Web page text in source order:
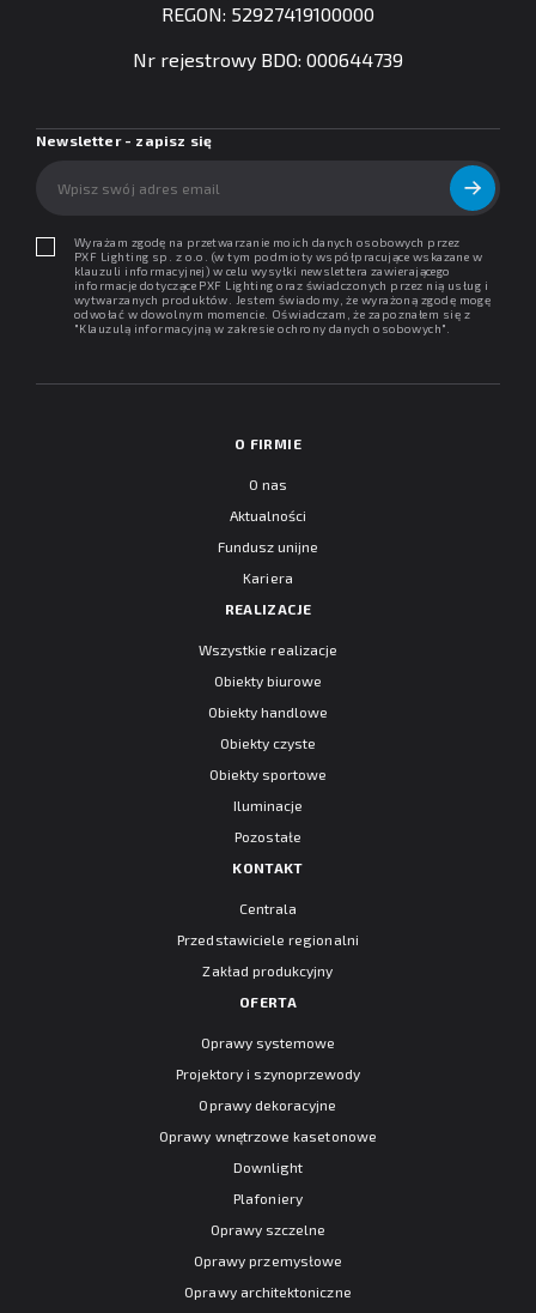
REGON: 52927419100000
Nr rejestrowy BDO: 000644739
Newsletter - zapisz się
Wyrażam zgodę na przetwarzanie moich danych osobowych przez
PXF Lighting sp. z o.o. (w tym podmioty współpracujące wskazane w
klauzuli informacyjnej) w celu wysyłki newslettera zawierającego
informacje dotyczące PXF Lighting oraz świadczonych przez nią usług i
wytwarzanych produktów. Jestem świadomy, że wyrażoną zgodę mogę
odwołać w dowolnym momencie. Oświadczam, że zapoznałem się z
"Klauzulą informacyjną w zakresie ochrony danych osobowych".
O FIRMIE
O nas
Aktualności
Fundusz unijne
Kariera
REALIZACJE
Wszystkie realizacje
Obiekty biurowe
Obiekty handlowe
Obiekty czyste
Obiekty sportowe
Iluminacje
Pozostałe
KONTAKT
Centrala
Przedstawiciele regionalni
Zakład produkcyjny
OFERTA
Oprawy systemowe
Projektory i szynoprzewody
Oprawy dekoracyjne
Oprawy wnętrzowe kasetonowe
Downlight
Plafoniery
Oprawy szczelne
Oprawy przemysłowe
Oprawy architektoniczne